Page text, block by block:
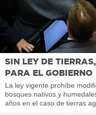
SIN LEY DE
PARA EL GOBIERNO
La ley vigente prohíbe
bosques nativos y
años en el caso de tierras